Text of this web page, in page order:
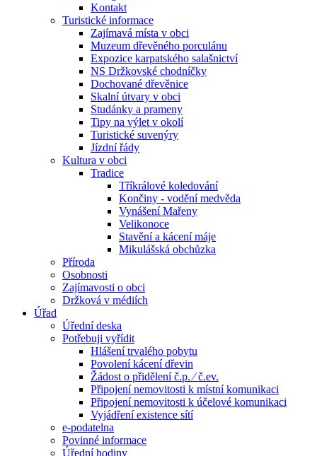
Kontakt
Turistické informace
Zajímavá místa v obci
Muzeum dřevěného porculánu
Expozice karpatského salašnictví
NS Držkovské chodníčky
Dochované dřevěnice
Skalní útvary v obci
Studánky a prameny
Tipy na výlet v okolí
Turistické suvenýry
Jízdní řády
Kultura v obci
Tradice
Tříkrálové koledování
Končiny - vodění medvěda
Vynášení Mařeny
Velikonoce
Stavění a kácení máje
Mikulášská obchůzka
Příroda
Osobnosti
Zajímavosti o obci
Držková v médiích
Úřad
Úřední deska
Potřebuji vyřídit
Hlášení trvalého pobytu
Povolení kácení dřevin
Žádost o přidělení č.p. ⁄ č.ev.
Připojení nemovitosti k místní komunikaci
Připojení nemovitosti k účelové komunikaci
Vyjádření existence sítí
e-podatelna
Povinné informace
Úřední hodiny